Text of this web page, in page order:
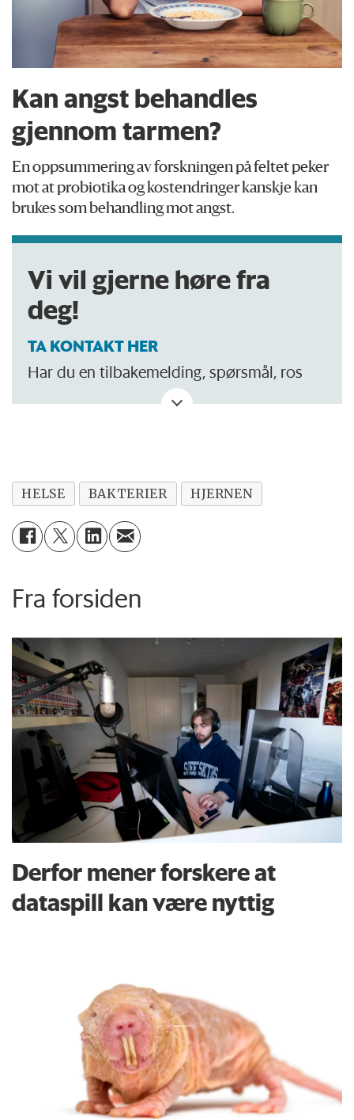
Kan angst behandles
gjennom tarmen?
En oppsummering av forskningen på feltet peker
mot at probiotika og kostendringer kanskje kan
brukes som behandling mot angst.
Vi vil gjerne høre fra
deg!
TA KONTAKT HER
Har du en tilbakemelding, spørsmål, ros
eller kritikk? Eller tips om noe vi bør skrive
HELSE BAKTERIER HJERNEN
Fra forsiden
Derfor mener forskere at
dataspill kan være nyttig